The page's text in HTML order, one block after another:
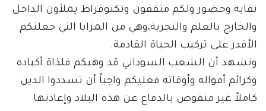
نقابة وحضور ولكم مثقفون وتكنوقراط يملأون الداخل
والخارج بالعلم والتجربة،وهي من المزايا التي جعلتكم
الأقدر على تركيب الحياة القادمة.
ونشهد أن الشعب السوداني قد وهبكم فلذاة أكباده
وكرائم أمواله وأوقاته فعليكم واجباً أن تسددوا الدين
كاملاً غير منقوص بالدفاع عن هذه البلاد وإعادتها